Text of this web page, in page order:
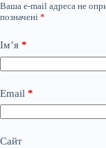
Ваша e-mail адреса не
позначені *
Ім’я *
Email *
Сайт